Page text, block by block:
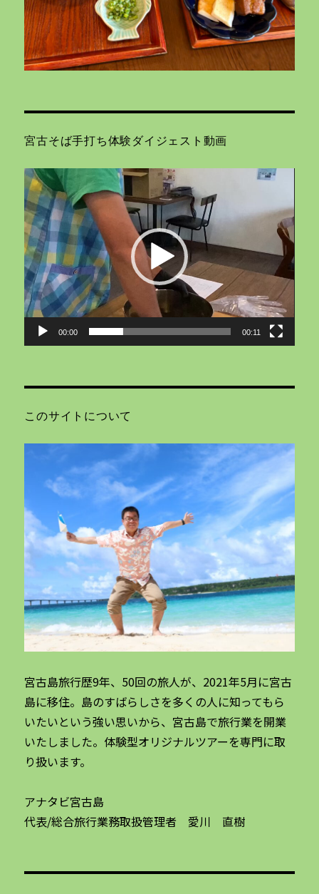
宮古そば手打ち体験ダイジェスト動画
動
画
プ
レ
ー
ヤ
ー
00:00 00:11
このサイトについて
宮古島旅行歴9年、50回の旅人が、2021年5月に宮古
島に移住。島のすばらしさを多くの人に知ってもら
いたいという強い思いから、宮古島で旅行業を開業
いたしました。体験型オリジナルツアーを専門に取
り扱います。
アナタビ宮古島
代表/総合旅行業務取扱管理者 愛川 直樹